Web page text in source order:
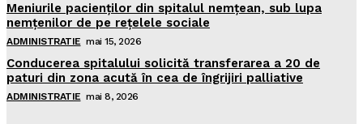
Meniurile pacienţilor din spitalul nemţean, sub lupa
nemţenilor de pe reţelele sociale
ADMINISTRATIE mai 15, 2026
Conducerea spitalului solicită transferarea a 20 de
paturi din zona acută în cea de îngrijiri palliative
ADMINISTRATIE mai 8, 2026